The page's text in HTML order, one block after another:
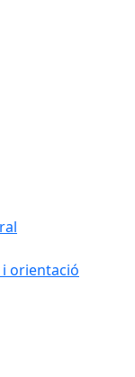
orientació